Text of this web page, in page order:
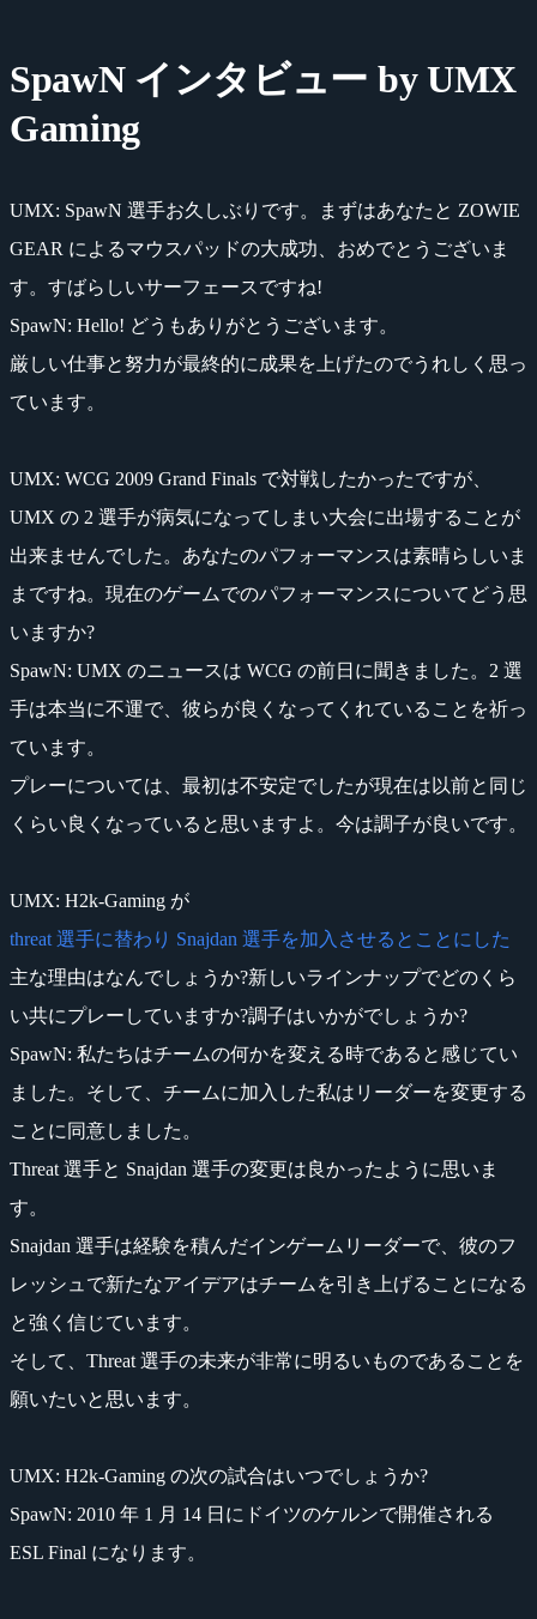
SpawN インタビュー by UMX
Gaming
UMX: SpawN 選手お久しぶりです。まずはあなたと ZOWIE
GEAR によるマウスパッドの大成功、おめでとうございま
す。すばらしいサーフェースですね!
SpawN: Hello! どうもありがとうございます。
厳しい仕事と努力が最終的に成果を上げたのでうれしく思っ
ています。
UMX: WCG 2009 Grand Finals で対戦したかったですが、
UMX の 2 選手が病気になってしまい大会に出場することが
出来ませんでした。あなたのパフォーマンスは素晴らしいま
まですね。現在のゲームでのパフォーマンスについてどう思
いますか?
SpawN: UMX のニュースは WCG の前日に聞きました。2 選
手は本当に不運で、彼らが良くなってくれていることを祈っ
ています。
プレーについては、最初は不安定でしたが現在は以前と同じ
くらい良くなっていると思いますよ。今は調子が良いです。
UMX: H2k-Gaming が
threat 選手に替わり Snajdan 選手を加入させるとことにした
主な理由はなんでしょうか?新しいラインナップでどのくら
い共にプレーしていますか?調子はいかがでしょうか?
SpawN: 私たちはチームの何かを変える時であると感じてい
ました。そして、チームに加入した私はリーダーを変更する
ことに同意しました。
Threat 選手と Snajdan 選手の変更は良かったように思いま
す。
Snajdan 選手は経験を積んだインゲームリーダーで、彼のフ
レッシュで新たなアイデアはチームを引き上げることになる
と強く信じています。
そして、Threat 選手の未来が非常に明るいものであることを
願いたいと思います。
UMX: H2k-Gaming の次の試合はいつでしょうか?
SpawN: 2010 年 1 月 14 日にドイツのケルンで開催される
ESL Final になります。